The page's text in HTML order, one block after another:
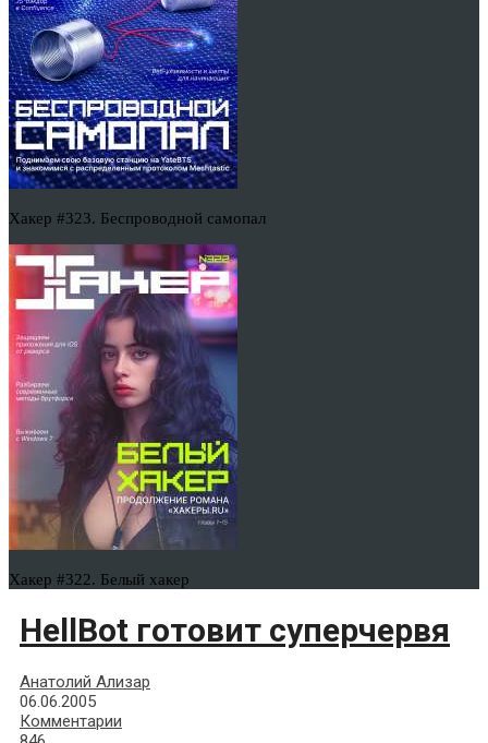
Хакер #323. Беспроводной самопал
Хакер #322. Белый хакер
HellBot готовит суперчервя
Анатолий Ализар
06.06.2005
Комментарии